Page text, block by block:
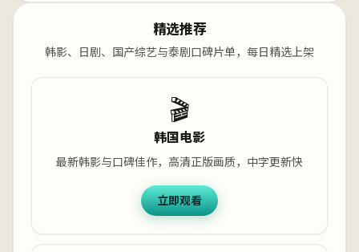
精选推荐
韩影、日剧、国产综艺与泰剧口碑片单，每日精选上架
🎬
韩国电影
最新韩影与口碑佳作，高清正版画质，中字更新快
立即观看